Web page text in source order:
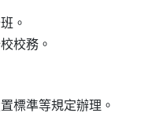
。
校務。
標準等規定辦理。